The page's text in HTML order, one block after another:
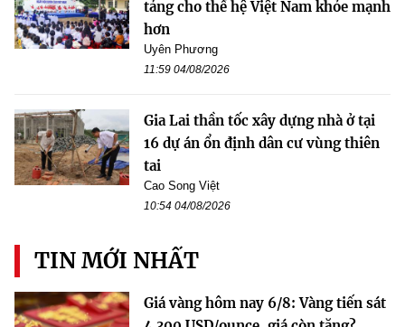
tảng cho thế hệ Việt Nam khỏe mạnh
hơn
Uyên Phương
11:59 04/08/2026
Gia Lai thần tốc xây dựng nhà ở tại
16 dự án ổn định dân cư vùng thiên
tai
Cao Song Việt
10:54 04/08/2026
TIN MỚI NHẤT
Giá vàng hôm nay 6/8: Vàng tiến sát